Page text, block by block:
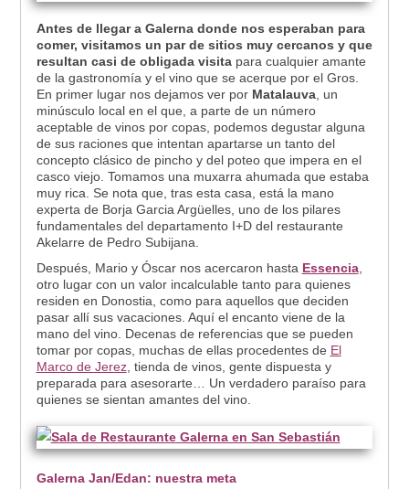
Antes de llegar a Galerna donde nos esperaban para
comer, visitamos un par de sitios muy cercanos y que
resultan casi de obligada visitapara cualquier amante
de la gastronomía y el vino que se acerque por el Gros.
En primer lugar nos dejamos ver por Matalauva, un
minúsculo local en el que, a parte de un número
aceptable de vinos por copas, podemos degustar alguna
de sus raciones que intentan apartarse un tanto del
concepto clásico de pincho y del poteo que impera en el
casco viejo. Tomamos una muxarra ahumada que estaba
muy rica. Se nota que, tras esta casa, está la mano
experta de Borja Garcia Argüelles, uno de los pilares
fundamentales del departamento I+D del restaurante
Akelarre de Pedro Subijana.
Después, Mario y Óscar nos acercaron hasta Essencia,
otro lugar con un valor incalculable tanto para quienes
residen en Donostia, como para aquellos que deciden
pasar allí sus vacaciones. Aquí el encanto viene de la
mano del vino. Decenas de referencias que se pueden
tomar por copas, muchas de ellas procedentes de El
Marco de Jerez, tienda de vinos, gente dispuesta y
preparada para asesorarte… Un verdadero paraíso para
quienes se sientan amantes del vino.
Galerna Jan/Edan: nuestra meta